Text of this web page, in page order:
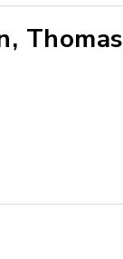
Thomas